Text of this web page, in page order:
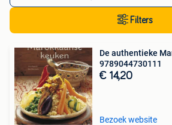
Filters
De authentieke
9789044730111
€ 14,20
Bezoek website